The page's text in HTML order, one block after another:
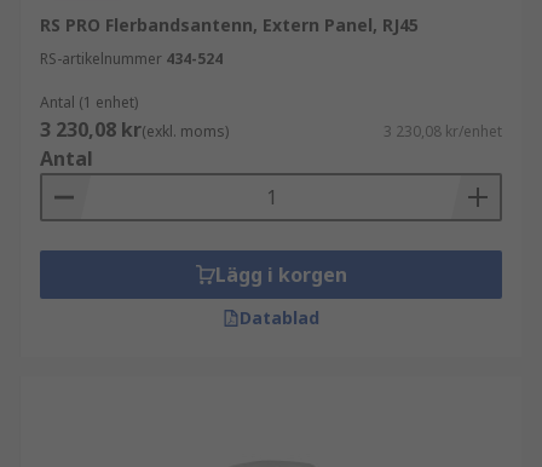
RS PRO Flerbandsantenn, Extern Panel, RJ45
RS-artikelnummer 434-524
Antal (1 enhet)
3 230,08 kr(exkl. moms) 3 230,08 kr/enhet
Antal
Lägg i korgen
Datablad